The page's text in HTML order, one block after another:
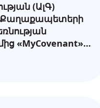
(ԱլԳ)
«MyCovenant»